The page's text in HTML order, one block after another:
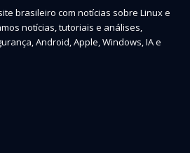
brasileiro com notícias sobre Linux e
notícias, tutoriais e análises,
Android, Apple, Windows, IA e